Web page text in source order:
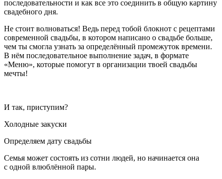
последовательности и как все это соединить в общую картину
свадебного дня.
Не стоит волноваться! Ведь перед тобой блокнот с рецептами
современной свадьбы, в котором написано о свадьбе больше,
чем ты смогла узнать за определённый промежуток времени.
В нём последовательное выполнение задач, в формате
«Меню», которые помогут в организации твоей свадьбы
мечты!
И так, приступим?
Холодные закуски
Определяем дату свадьбы
Семья может состоять из сотни людей, но начинается она
с одной влюблённой пары.